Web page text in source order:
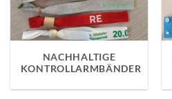
NACHHALTIGE
KONTROLLARMBÄNDER